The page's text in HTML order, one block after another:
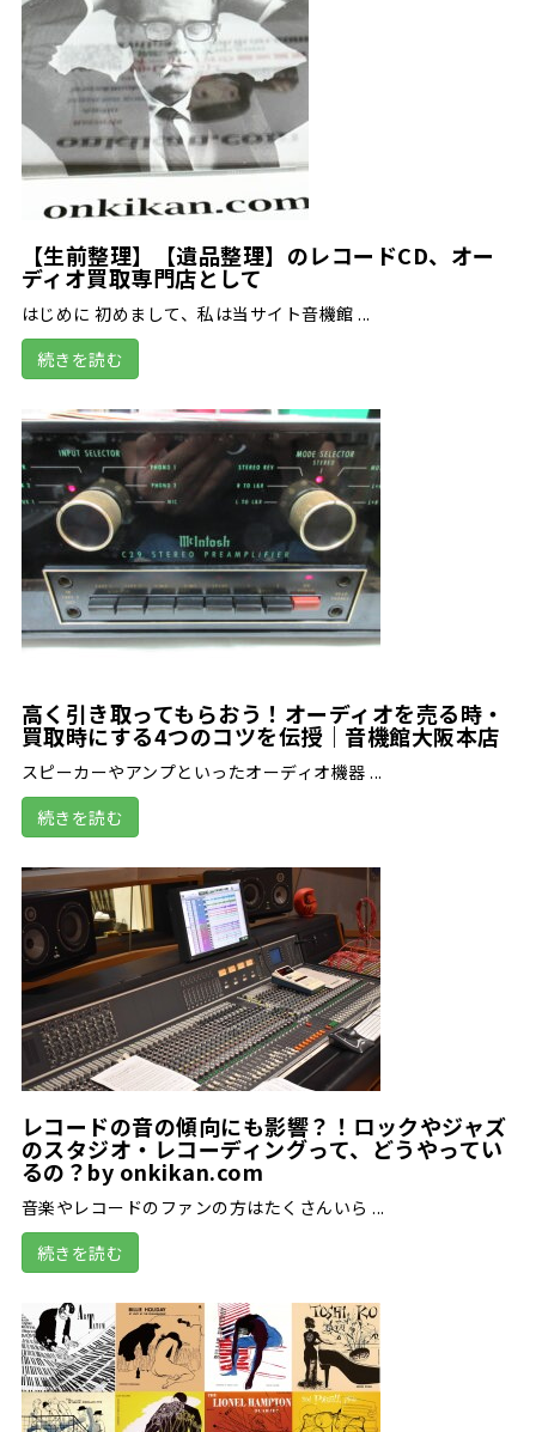
【生前整理】【遺品整理】のレコードCD、オー
ディオ買取専門店として
はじめに 初めまして、私は当サイト音機館 ...
続きを読む
高く引き取ってもらおう！オーディオを売る時・
買取時にする4つのコツを伝授｜音機館大阪本店
スピーカーやアンプといったオーディオ機器 ...
続きを読む
レコードの音の傾向にも影響？！ロックやジャズ
のスタジオ・レコーディングって、どうやってい
るの？by onkikan.com
音楽やレコードのファンの方はたくさんいら ...
続きを読む